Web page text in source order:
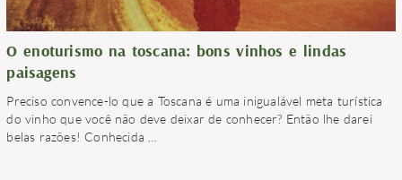
O enoturismo na toscana: bons vinhos e lindas
paisagens
Preciso convence-lo que a Toscana é uma inigualável meta turística
do vinho que você não deve deixar de conhecer? Então lhe darei
belas razões! Conhecida